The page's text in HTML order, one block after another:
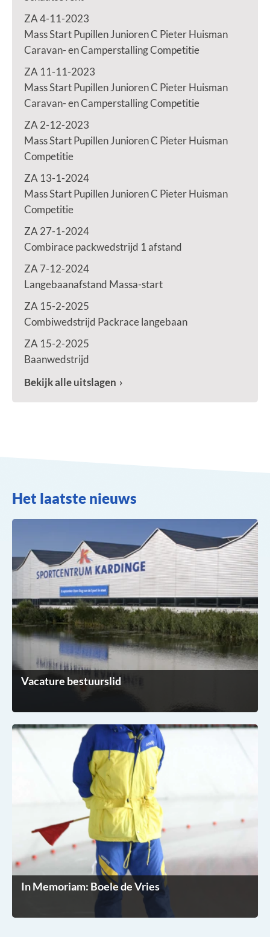
ZA 4-11-2023
Mass Start Pupillen Junioren C Pieter Huisman
Caravan- en Camperstalling Competitie
ZA 11-11-2023
Mass Start Pupillen Junioren C Pieter Huisman
Caravan- en Camperstalling Competitie
ZA 2-12-2023
Mass Start Pupillen Junioren C Pieter Huisman
Competitie
ZA 13-1-2024
Mass Start Pupillen Junioren C Pieter Huisman
Competitie
ZA 27-1-2024
Combirace packwedstrijd 1 afstand
ZA 7-12-2024
Langebaanafstand Massa-start
ZA 15-2-2025
Combiwedstrijd Packrace langebaan
ZA 15-2-2025
Baanwedstrijd
Bekijk alle uitslagen
Het laatste nieuws
Vacature bestuurslid
In Memoriam: Boele de Vries